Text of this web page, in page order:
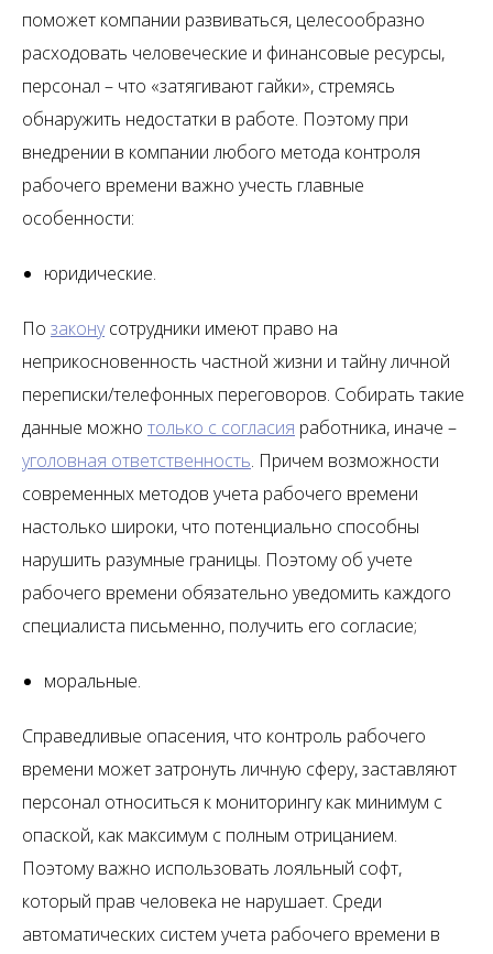
поможет компании развиваться, целесообразно
расходовать человеческие и финансовые ресурсы,
персонал – что «затягивают гайки», стремясь
обнаружить недостатки в работе. Поэтому при
внедрении в компании любого метода контроля
рабочего времени важно учесть главные
особенности:
юридические.
По законусотрудники имеют право на
неприкосновенность частной жизни и тайну личной
переписки/телефонных переговоров. Собирать такие
данные можно только с согласия работника, иначе –
уголовная ответственность. Причем возможности
современных методов учета рабочего времени
настолько широки, что потенциально способны
нарушить разумные границы. Поэтому об учете
рабочего времени обязательно уведомить каждого
специалиста письменно, получить его согласие;
моральные.
Справедливые опасения, что контроль рабочего
времени может затронуть личную сферу, заставляют
персонал относиться к мониторингу как минимум с
опаской, как максимум с полным отрицанием.
Поэтому важно использовать лояльный софт,
который прав человека не нарушает. Среди
автоматических систем учета рабочего времени в